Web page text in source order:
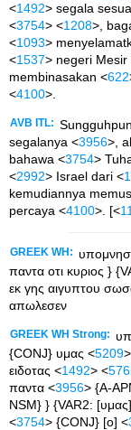
<1492> segala
<3754> <1208>,
<1093>
<1537> negeri Mesir
membinasakan <622
<4100>.
AVB ITL:
segalanya <3956>,
bahawa <3754>
<2992> Israel dari <
kemudiannya
percaya <4100>. [<
GREEK WH:
παντα οτι κυριος }
εκ γης αιγυπτου
απωλεσεν
GREEK WH Strong:
{CONJ} υμας <5209
ειδοτας <1492> <
παντα <3956> {A-
NSM} } {VAR2:
<3754> {CONJ} [ο] <